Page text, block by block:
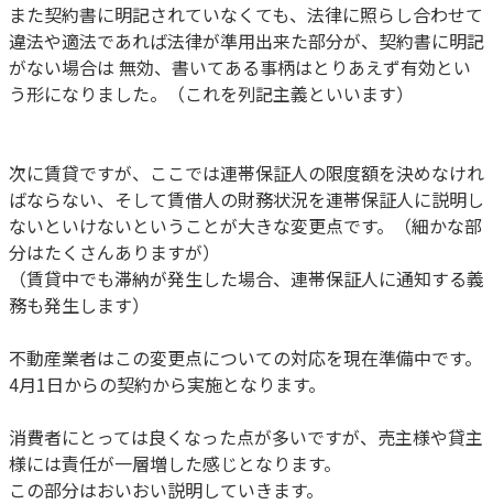
また契約書に明記されていなくても、法律に照らし合わせて
違法や適法であれば法律が準用出来た部分が、契約書に明記
がない場合は 無効、書いてある事柄はとりあえず有効とい
う形になりました。（これを列記主義といいます）
次に賃貸ですが、ここでは連帯保証人の限度額を決めなけれ
ばならない、そして賃借人の財務状況を連帯保証人に説明し
ないといけないということが大きな変更点です。（細かな部
分はたくさんありますが）
（賃貸中でも滞納が発生した場合、連帯保証人に通知する義
務も発生します）
不動産業者はこの変更点についての対応を現在準備中です。
4月1日からの契約から実施となります。
消費者にとっては良くなった点が多いですが、売主様や貸主
様には責任が一層増した感じとなります。
この部分はおいおい説明していきます。